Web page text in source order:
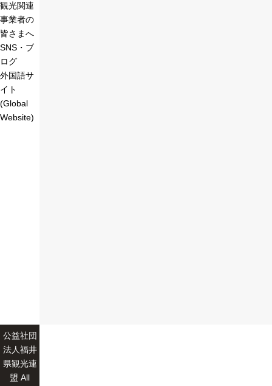
観光関連
事業者の
皆さまへ
SNS・ブ
ログ
外国語サ
イト
(Global
Website)
公益社団
法人福井
県観光連
盟 All